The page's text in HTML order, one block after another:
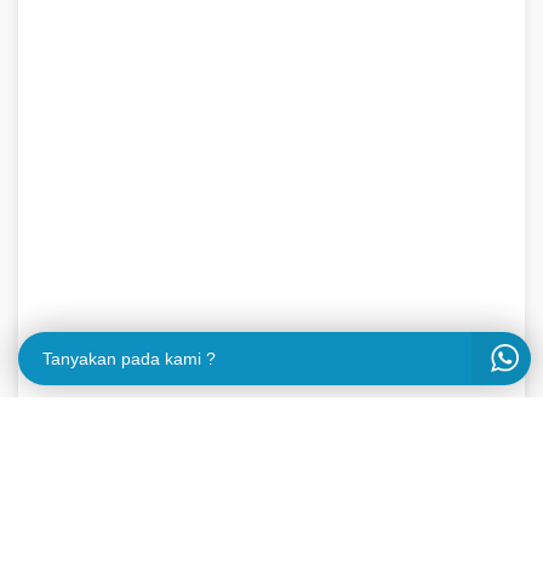
Tanyakan pada kami ?